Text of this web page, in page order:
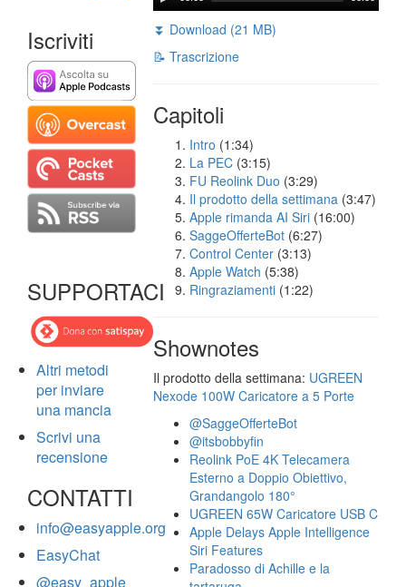
Iscriviti
SUPPORTACI
Altri metodi
per inviare
una mancia
Scrivi una
recensione
CONTATTI
info@easyapple.org
EasyChat
@easy_apple
⏬ Download (21 MB)
📝 Trascrizione
Capitoli
Intro (1:34)
La PEC (3:15)
FU Reolink Duo (3:29)
Il prodotto della settimana (3:47)
Apple rimanda AI Siri (16:00)
SaggeOfferteBot (6:27)
Control Center (3:13)
Apple Watch (5:38)
Ringraziamenti (1:22)
Shownotes
Il prodotto della settimana: UGREEN
Nexode 100W Caricatore a 5 Porte
@SaggeOfferteBot
@itsbobbyfin
Reolink PoE 4K Telecamera
Esterno a Doppio Obiettivo,
Grandangolo 180°
UGREEN 65W Caricatore USB C
Apple Delays Apple Intelligence
Siri Features
Paradosso di Achille e la